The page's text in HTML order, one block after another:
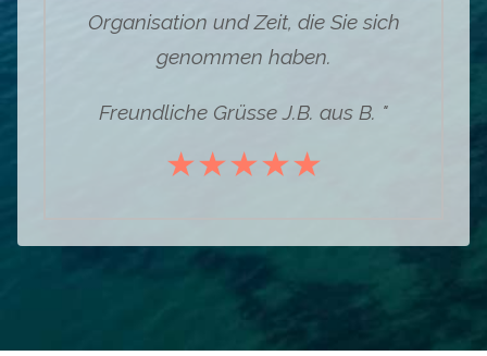
Organisation und Zeit, die Sie sich
genommen haben.
Freundliche Grüsse J.B. aus B. "